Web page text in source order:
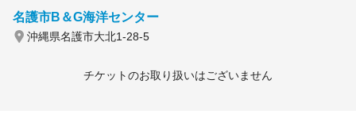
名護市B＆G海洋センター
沖縄県名護市大北1-28-5
チケットのお取り扱いはございません